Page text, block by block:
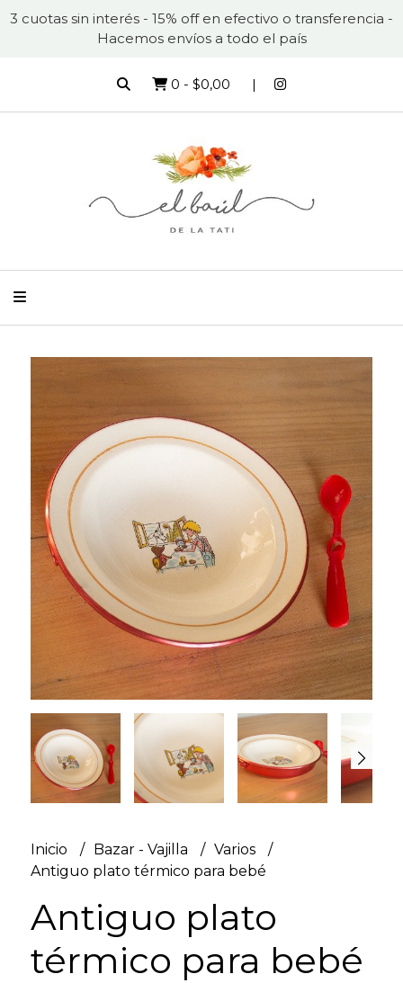
3 cuotas sin interés - 15% off en efectivo o transferencia -
Hacemos envíos a todo el país
0 - $0,00
Inicio Bazar - Vajilla
Varios
Antiguo plato térmico para bebé
Antiguo plato
térmico para bebé